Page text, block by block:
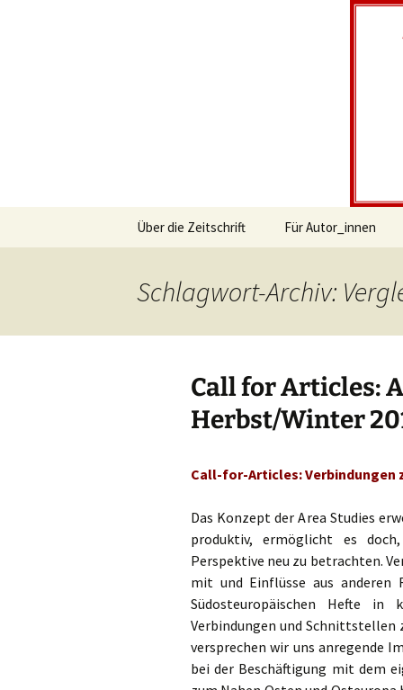
Zum
Über die Zeitschrift Für Autor_innen
Schlagwort-Archiv:
Call for Articles:
Herbst/Winter
Call-for-Articles: Verbindungen
Das Konzept der Area Studies
produktiv, ermöglicht es
Perspektive neu zu betrachten.
mit und Einflüsse aus anderen
Südosteuropäischen Hefte in
Verbindungen und Schnittstellen
versprechen wir uns anregende
bei der Beschäftigung mit dem